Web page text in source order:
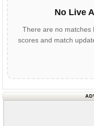
No Live
There are no matches
scores and match